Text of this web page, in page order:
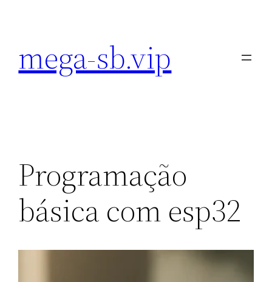
conteúdo
mega-sb.vip
Programação
básica com esp32